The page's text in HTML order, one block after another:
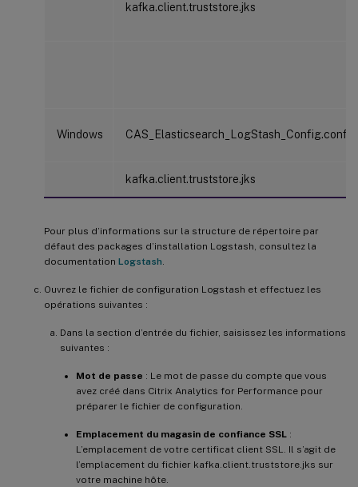
kafka.client.truststore.jks
Windows CAS_Elasticsearch_LogStash_Config.config
kafka.client.truststore.jks
Pour plus d’informations sur la structure de répertoire par
défaut des packages d’installation Logstash, consultez la
documentation Logstash.
Ouvrez le fichier de configuration Logstash et effectuez les
opérations suivantes :
Dans la section d’entrée du fichier, saisissez les informations
suivantes :
Mot de passe : Le mot de passe du compte que vous
avez créé dans Citrix Analytics for Performance pour
préparer le fichier de configuration.
Emplacement du magasin de confiance SSL :
L’emplacement de votre certificat client SSL. Il s’agit de
l’emplacement du fichier kafka.client.truststore.jks sur
votre machine hôte.